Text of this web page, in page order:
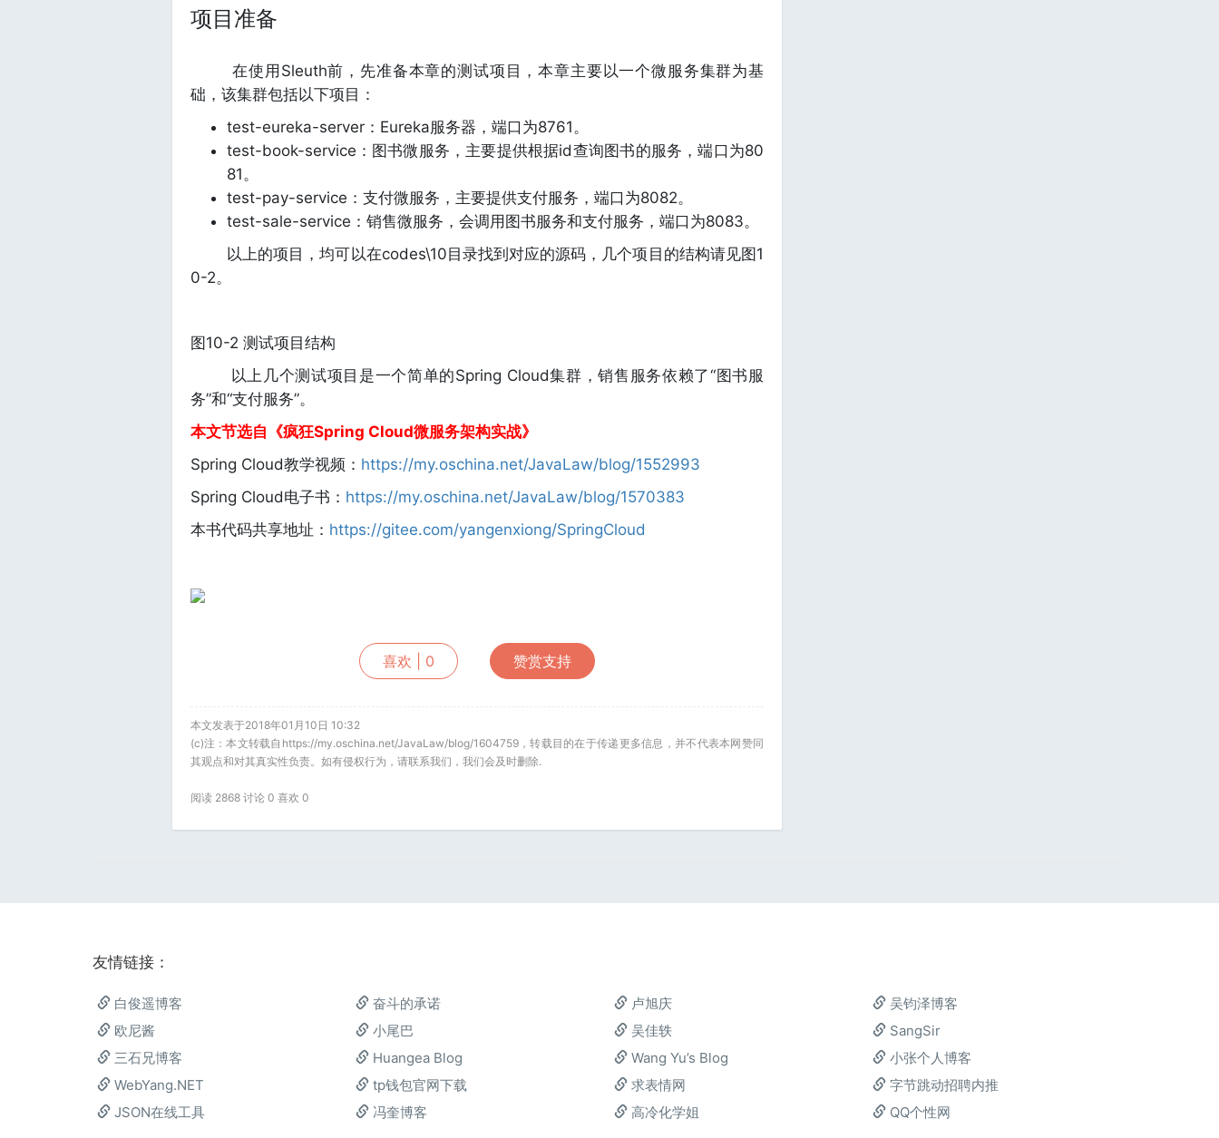
项目准备
在使用Sleuth前，先准备本章的测试项目，本章主要以一个微服务集群为基
础，该集群包括以下项目：
test-eureka-server：Eureka服务器，端口为8761。
test-book-service：图书微服务，主要提供根据id查询图书的服务，端口为80
81。
test-pay-service：支付微服务，主要提供支付服务，端口为8082。
test-sale-service：销售微服务，会调用图书服务和支付服务，端口为8083。
以上的项目，均可以在codes\10目录找到对应的源码，几个项目的结构请见图1
0-2。
图10-2 测试项目结构
以上几个测试项目是一个简单的Spring Cloud集群，销售服务依赖了“图书服
务”和“支付服务”。
本文节选自《疯狂Spring Cloud微服务架构实战》
Spring Cloud教学视频： https://my.oschina.net/JavaLaw/blog/1552993
Spring Cloud电子书： https://my.oschina.net/JavaLaw/blog/1570383
本书代码共享地址： https://gitee.com/yangenxiong/SpringCloud
喜欢 | 0 赞赏支持
本文发表于2018年01月10日 10:32
(c)注：本文转载自https://my.oschina.net/JavaLaw/blog/1604759，转载目的在于传递更多信息，并不代表本网赞同
其观点和对其真实性负责。如有侵权行为，请联系我们，我们会及时删除.
阅读 2868 讨论 0 喜欢 0
友情链接：
白俊遥博客 奋斗的承诺 卢旭庆
吴钧泽博客
欧尼酱
小尾巴 吴佳轶
SangSir
三石兄博客
Huangea Blog Wang Yu’s Blog
小张个人博客
WebYang.NET
tp钱包官网下载 求表情网
字节跳动招聘内推
JSON在线工具
冯奎博客 高冷化学姐 QQ个性网